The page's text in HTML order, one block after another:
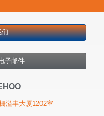
子邮件
溢丰大厦1202室